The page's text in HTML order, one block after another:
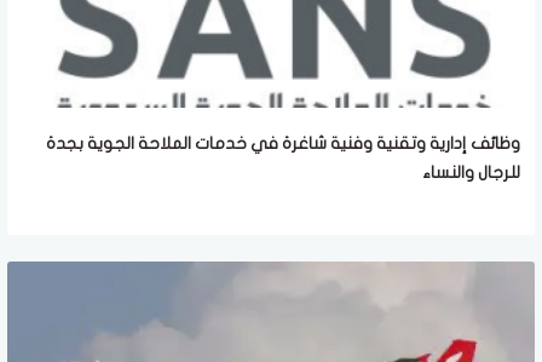
وظائف إدارية وتقنية وفنية شاغرة في خدمات الملاحة الجوية بجدة
للرجال والنساء